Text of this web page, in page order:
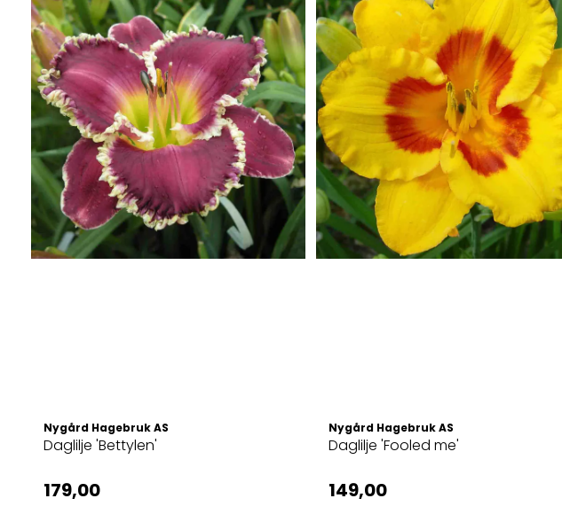
Nygård Hagebruk AS
Daglilje 'Bettylen'
179,00
Nygård Hagebruk AS
Daglilje 'Fooled me'
149,00